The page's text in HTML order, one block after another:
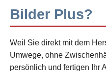
Bilder Plus?
Weil Sie direkt mit dem
Umwege, ohne
persönlich und fertigen Ihr